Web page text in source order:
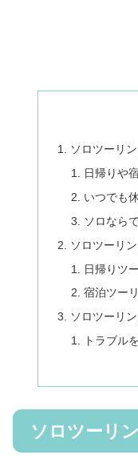
ソロツーリ
日帰りや
いつでも
ソロなら
ソロツーリ
日帰りツ
宿泊ツー
ソロツーリ
トラブル
ソロツーリ